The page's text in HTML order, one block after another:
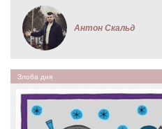
Антон Скальд
Злоба дня